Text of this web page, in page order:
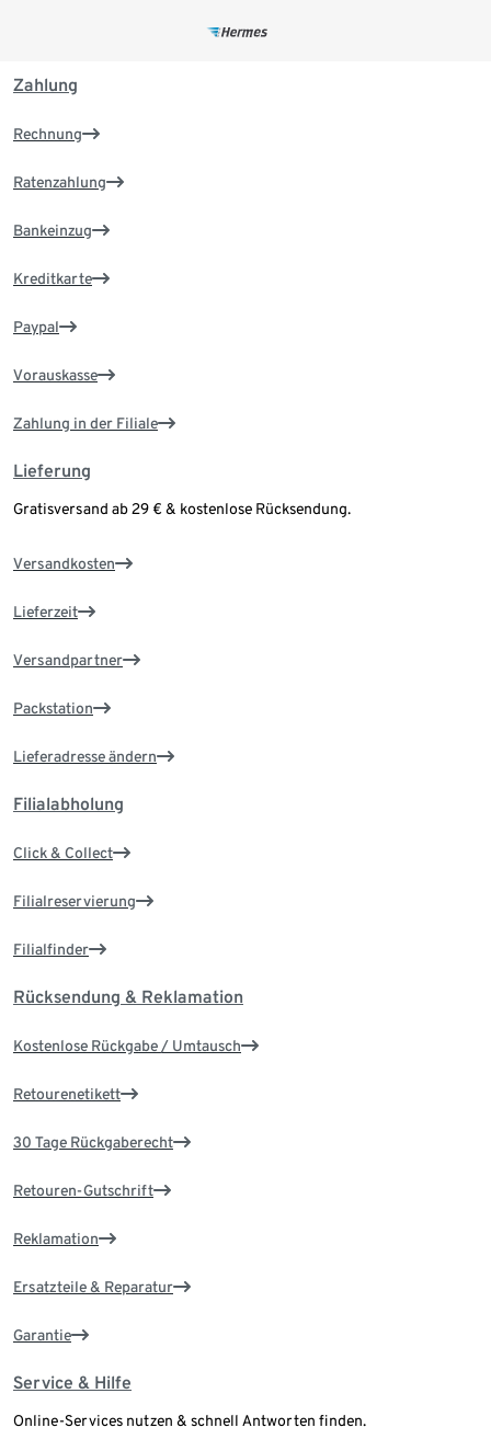
Zahlung
Rechnung
Ratenzahlung
Bankeinzug
Kreditkarte
Paypal
Vorauskasse
Zahlung in der Filiale
Lieferung
Gratisversand ab 29 € & kostenlose Rücksendung.
Versandkosten
Lieferzeit
Versandpartner
Packstation
Lieferadresse ändern
Filialabholung
Click & Collect
Filialreservierung
Filialfinder
Rücksendung & Reklamation
Kostenlose Rückgabe / Umtausch
Retourenetikett
30 Tage Rückgaberecht
Retouren-Gutschrift
Reklamation
Ersatzteile & Reparatur
Garantie
Service & Hilfe
Online-Services nutzen & schnell Antworten finden.